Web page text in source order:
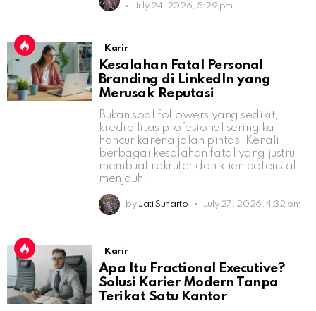
July 24, 2026, 5:29 pm
Karir
Kesalahan Fatal Personal
Branding di LinkedIn yang
Merusak Reputasi
Bukan soal followers yang sedikit,
kredibilitas profesional sering kali
hancur karena jalan pintas. Kenali
berbagai kesalahan fatal yang justru
membuat rekruter dan klien potensial
menjauh.
by Jati Sunarto July 27, 2026, 4:32 pm
Karir
Apa Itu Fractional Executive?
Solusi Karier Modern Tanpa
Terikat Satu Kantor